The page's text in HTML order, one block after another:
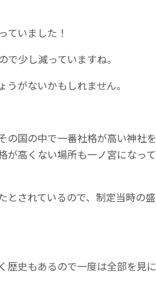
ていました！
少し減っていますね。
がないかもしれません。
の国の中で一番社格が高い神社を
高くない場所も一ノ宮になって
とされているので、制定当時の盛
歴史もあるので一度は全部を見に